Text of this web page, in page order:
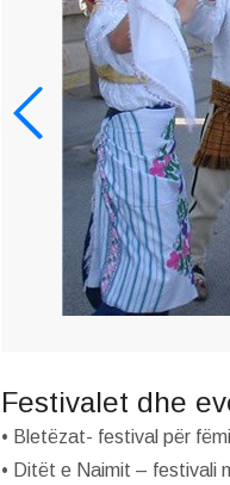
Festivalet dhe
• Bletëzat- festival për
• Ditët e Naimit – festivali